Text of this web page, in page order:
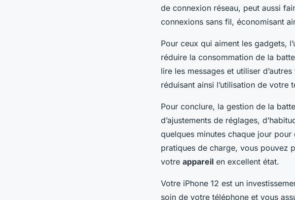
de connexion réseau, peut aussi
connexions sans fil, économisant
Pour ceux qui aiment les gadgets,
réduire la consommation de la
lire les messages et utiliser
réduisant ainsi l’utilisation de votre
Pour conclure, la gestion de la
d’ajustements de réglages,
quelques minutes chaque jour
pratiques de charge, vous pouvez
votre appareil en excellent état.
Votre iPhone 12 est un
soin de votre téléphone et vous